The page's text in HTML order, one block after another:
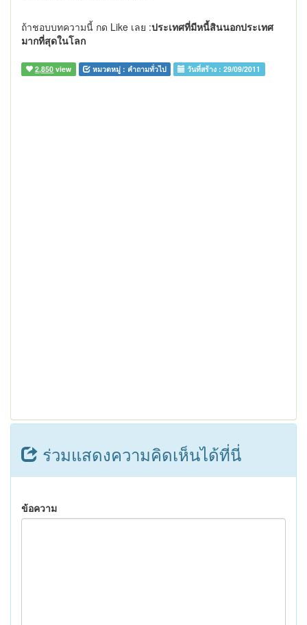
ถ้าชอบบทความนี้ กด Like เลย :ประเทศที่มีหนี้สินนอกประเทศ
มากที่สุดในโลก
2,850 view หมวดหมู่ : คำถามทั่วไป วันที่สร้าง :29/09/2011
ร่วมแสดงความคิดเห็นได้ที่นี่
ข้อความ